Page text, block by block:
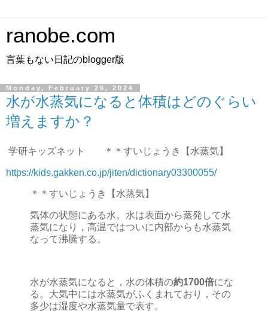
ranobe.com
言葉もない日記のblogger版
Monday, February 26, 2024
水が水蒸気になると体積はどのぐらい
増えますか？
学研キッズネット ＊＊すいじょうき【水蒸気】
https://kids.gakken.co.jp/jiten/dictionary03300055/
＊＊すいじょうき【水蒸気】
気体の状態にある水。水は表面から蒸発して水
蒸気になり，高温ではついに内部からも水蒸気
なって沸騰する。
水が水蒸気になると，水の体積の約1700倍にな
る。大気中には水蒸気がふくまれており，その
多少は湿度や水蒸気量で表す。